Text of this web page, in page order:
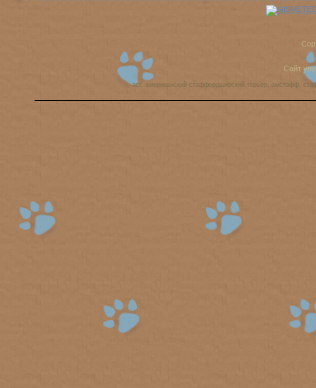
Сайт
аст, американский стаффордширский терьер, амстафф,